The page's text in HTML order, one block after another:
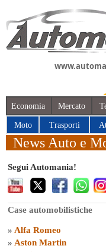
Economia Mercato
Moto Trasporti
News Auto e
Segui Automania!
Case automobilistiche
» Alfa Romeo
» Aston Martin